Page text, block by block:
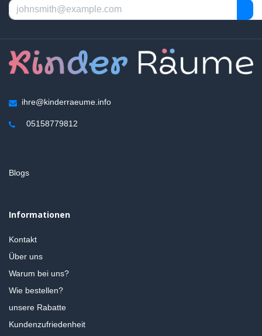
ihre@kinderraeume.info
05158779812
Blogs
Informationen
Kontakt
Über uns
Warum bei uns?
Wie bestellen?
unsere Rabatte
Kundenzufriedenheit